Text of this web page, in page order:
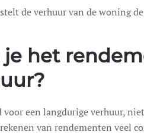
de verhuur van de woning
je het
een langdurige verhuur,
van rendementen veel